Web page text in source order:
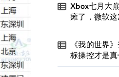
Xbox七月大
瘫了，微软
《我的世界
标操控才是真